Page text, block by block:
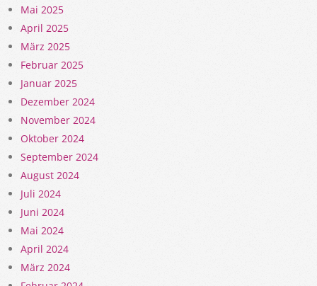
Mai 2025
April 2025
März 2025
Februar 2025
Januar 2025
Dezember 2024
November 2024
Oktober 2024
September 2024
August 2024
Juli 2024
Juni 2024
Mai 2024
April 2024
März 2024